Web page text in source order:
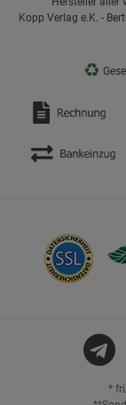
Kopp Verlag e.K. -
♻
*